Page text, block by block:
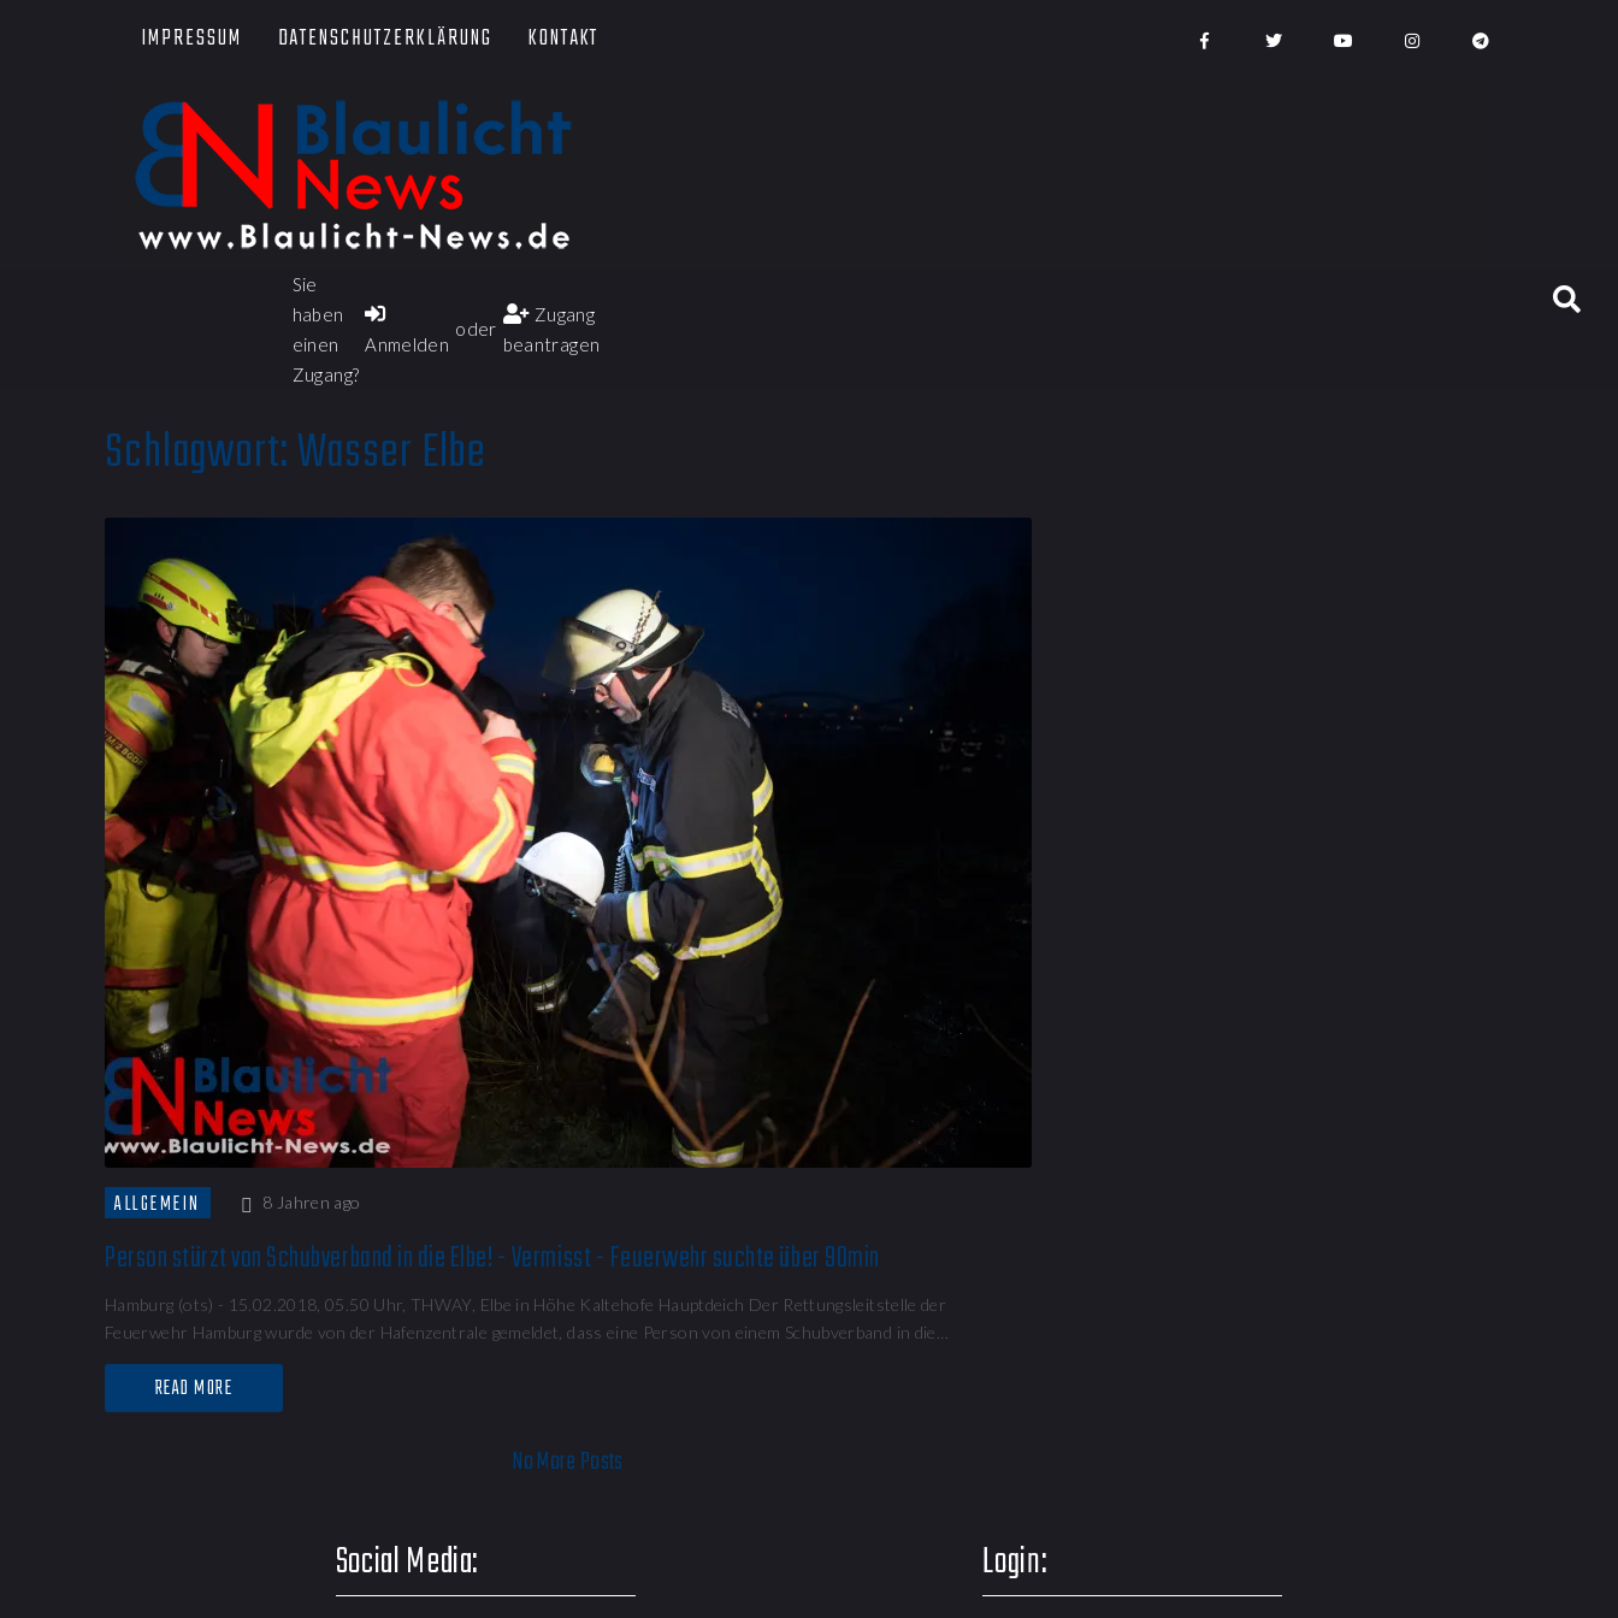
IMPRESSUM DATENSCHUTZERKLÄRUNG KONTAKT
Sie
haben
einen
Zugang?
Anmelden
oder
Zugang
beantragen
Schlagwort:Wasser Elbe
ALLGEMEIN 8 Jahren ago
Person stürzt von Schubverband in die Elbe! - Vermisst - Feuerwehr suchte über 90min
Hamburg (ots) - 15.02.2018, 05.50 Uhr, THWAY, Elbe in Höhe Kaltehofe Hauptdeich Der Rettungsleitstelle der
Feuerwehr Hamburg wurde von der Hafenzentrale gemeldet, dass eine Person von einem Schubverband in die…
READ MORE
No More Posts
Social Media: Login: